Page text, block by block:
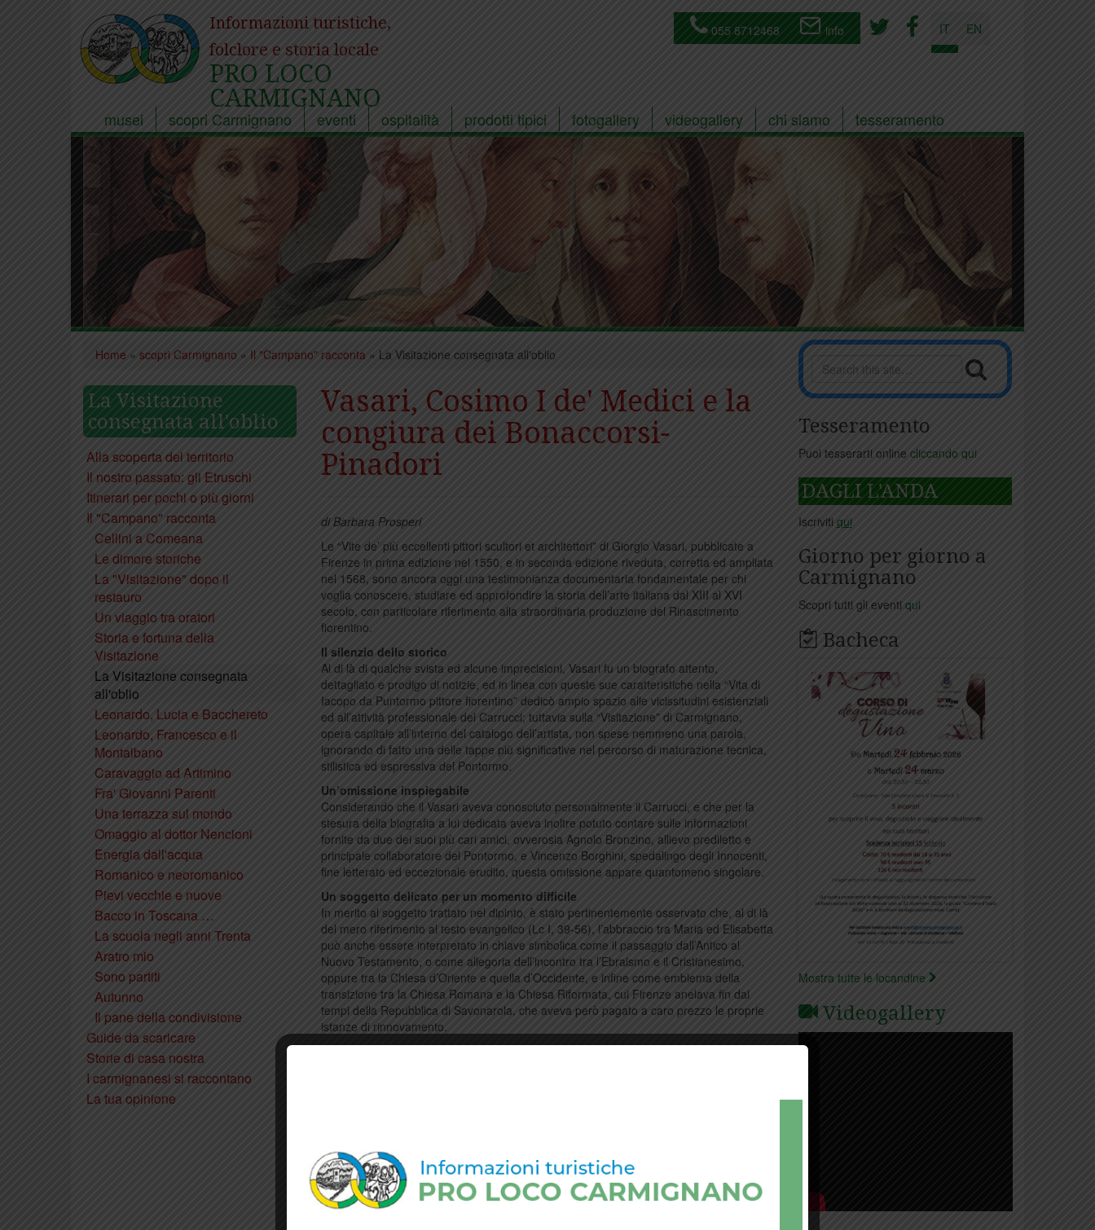
Informazioni turistiche,
folclore e storia locale
PRO LOCO
CARMIGNANO
055 8712468 info IT EN
musei scopri Carmignano eventi ospitalità prodotti tipici fotogallery videogallery chi siamo tesseramento
Home » scopri Carmignano » Il "Campano" racconta » La Visitazione consegnata all'oblio
La Visitazione
consegnata all'oblio
Alla scoperta del territorio
Il nostro passato: gli Etruschi
Itinerari per pochi o più giorni
Il "Campano" racconta
Cellini a Comeana
Le dimore storiche
La "Visitazione" dopo il
restauro
Un viaggio tra oratori
Storia e fortuna della
Visitazione
La Visitazione consegnata
all'oblio
Leonardo, Lucia e Bacchereto
Leonardo, Francesco e il
Montalbano
Caravaggio ad Artimino
Fra' Giovanni Parenti
Una terrazza sul mondo
Omaggio al dottor Nencioni
Energia dall'acqua
Romanico e neoromanico
Pievi vecchie e nuove
Bacco in Toscana …
La scuola negli anni Trenta
Aratro mio
Sono partiti
Autunno
Il pane della condivisione
Guide da scaricare
Storie di casa nostra
I carmignanesi si raccontano
La tua opinione
Vasari, Cosimo I de' Medici e la
congiura dei Bonaccorsi-
Pinadori
di Barbara Prosperi
Le “Vite de’ più eccellenti pittori scultori et architettori” di Giorgio Vasari, pubblicate a
Firenze in prima edizione nel 1550, e in seconda edizione riveduta, corretta ed ampliata
nel 1568, sono ancora oggi una testimonianza documentaria fondamentale per chi
voglia conoscere, studiare ed approfondire la storia dell’arte italiana dal XIII al XVI
secolo, con particolare riferimento alla straordinaria produzione del Rinascimento
fiorentino.
Il silenzio dello storico
Al di là di qualche svista ed alcune imprecisioni, Vasari fu un biografo attento,
dettagliato e prodigo di notizie, ed in linea con queste sue caratteristiche nella “Vita di
Iacopo da Puntormo pittore fiorentino” dedicò ampio spazio alle vicissitudini esistenziali
ed all’attività professionale del Carrucci; tuttavia sulla “Visitazione” di Carmignano,
opera capitale all’interno del catalogo dell’artista, non spese nemmeno una parola,
ignorando di fatto una delle tappe più significative nel percorso di maturazione tecnica,
stilistica ed espressiva del Pontormo.
Un’omissione inspiegabile
Considerando che il Vasari aveva conosciuto personalmente il Carrucci, e che per la
stesura della biografia a lui dedicata aveva inoltre potuto contare sulle informazioni
fornite da due dei suoi più cari amici, ovverosia Agnolo Bronzino, allievo prediletto e
principale collaboratore del Pontormo, e Vincenzo Borghini, spedalingo degli Innocenti,
fine letterato ed eccezionale erudito, questa omissione appare quantomeno singolare.
Un soggetto delicato per un momento difficile
In merito al soggetto trattato nel dipinto, è stato pertinentemente osservato che, al di là
del mero riferimento al testo evangelico (Lc I, 39-56), l’abbraccio tra Maria ed Elisabetta
può anche essere interpretato in chiave simbolica come il passaggio dall’Antico al
Nuovo Testamento, o come allegoria dell’incontro tra l’Ebraismo e il Cristianesimo,
oppure tra la Chiesa d’Oriente e quella d’Occidente, e infine come emblema della
transizione tra la Chiesa Romana e la Chiesa Riformata, cui Firenze anelava fin dai
tempi della Repubblica di Savonarola, che aveva però pagato a caro prezzo le proprie
istanze di rinnovamento.
In un’atmosfera religiosa estremamente tesa quale era quella del periodo, sul quale si
pala appartenessero ad una famiglia poco gradita ai Medici, per i quali Vasari lavorava
e che certamente non intendeva urtare citando persone o casate che non riscuotevano
il loro favore.
E’ ormai un dato di fatto acquisito da tempo che la tavola venne eseguita per la famiglia
Tesseramento
Puoi tesserarti online cliccando qui
DAGLI L'ANDA
Iscriviti qui
Giorno per giorno a
Carmignano
Scopri tutti gli eventi qui
Bacheca
Mostra tutte le locandine
Videogallery